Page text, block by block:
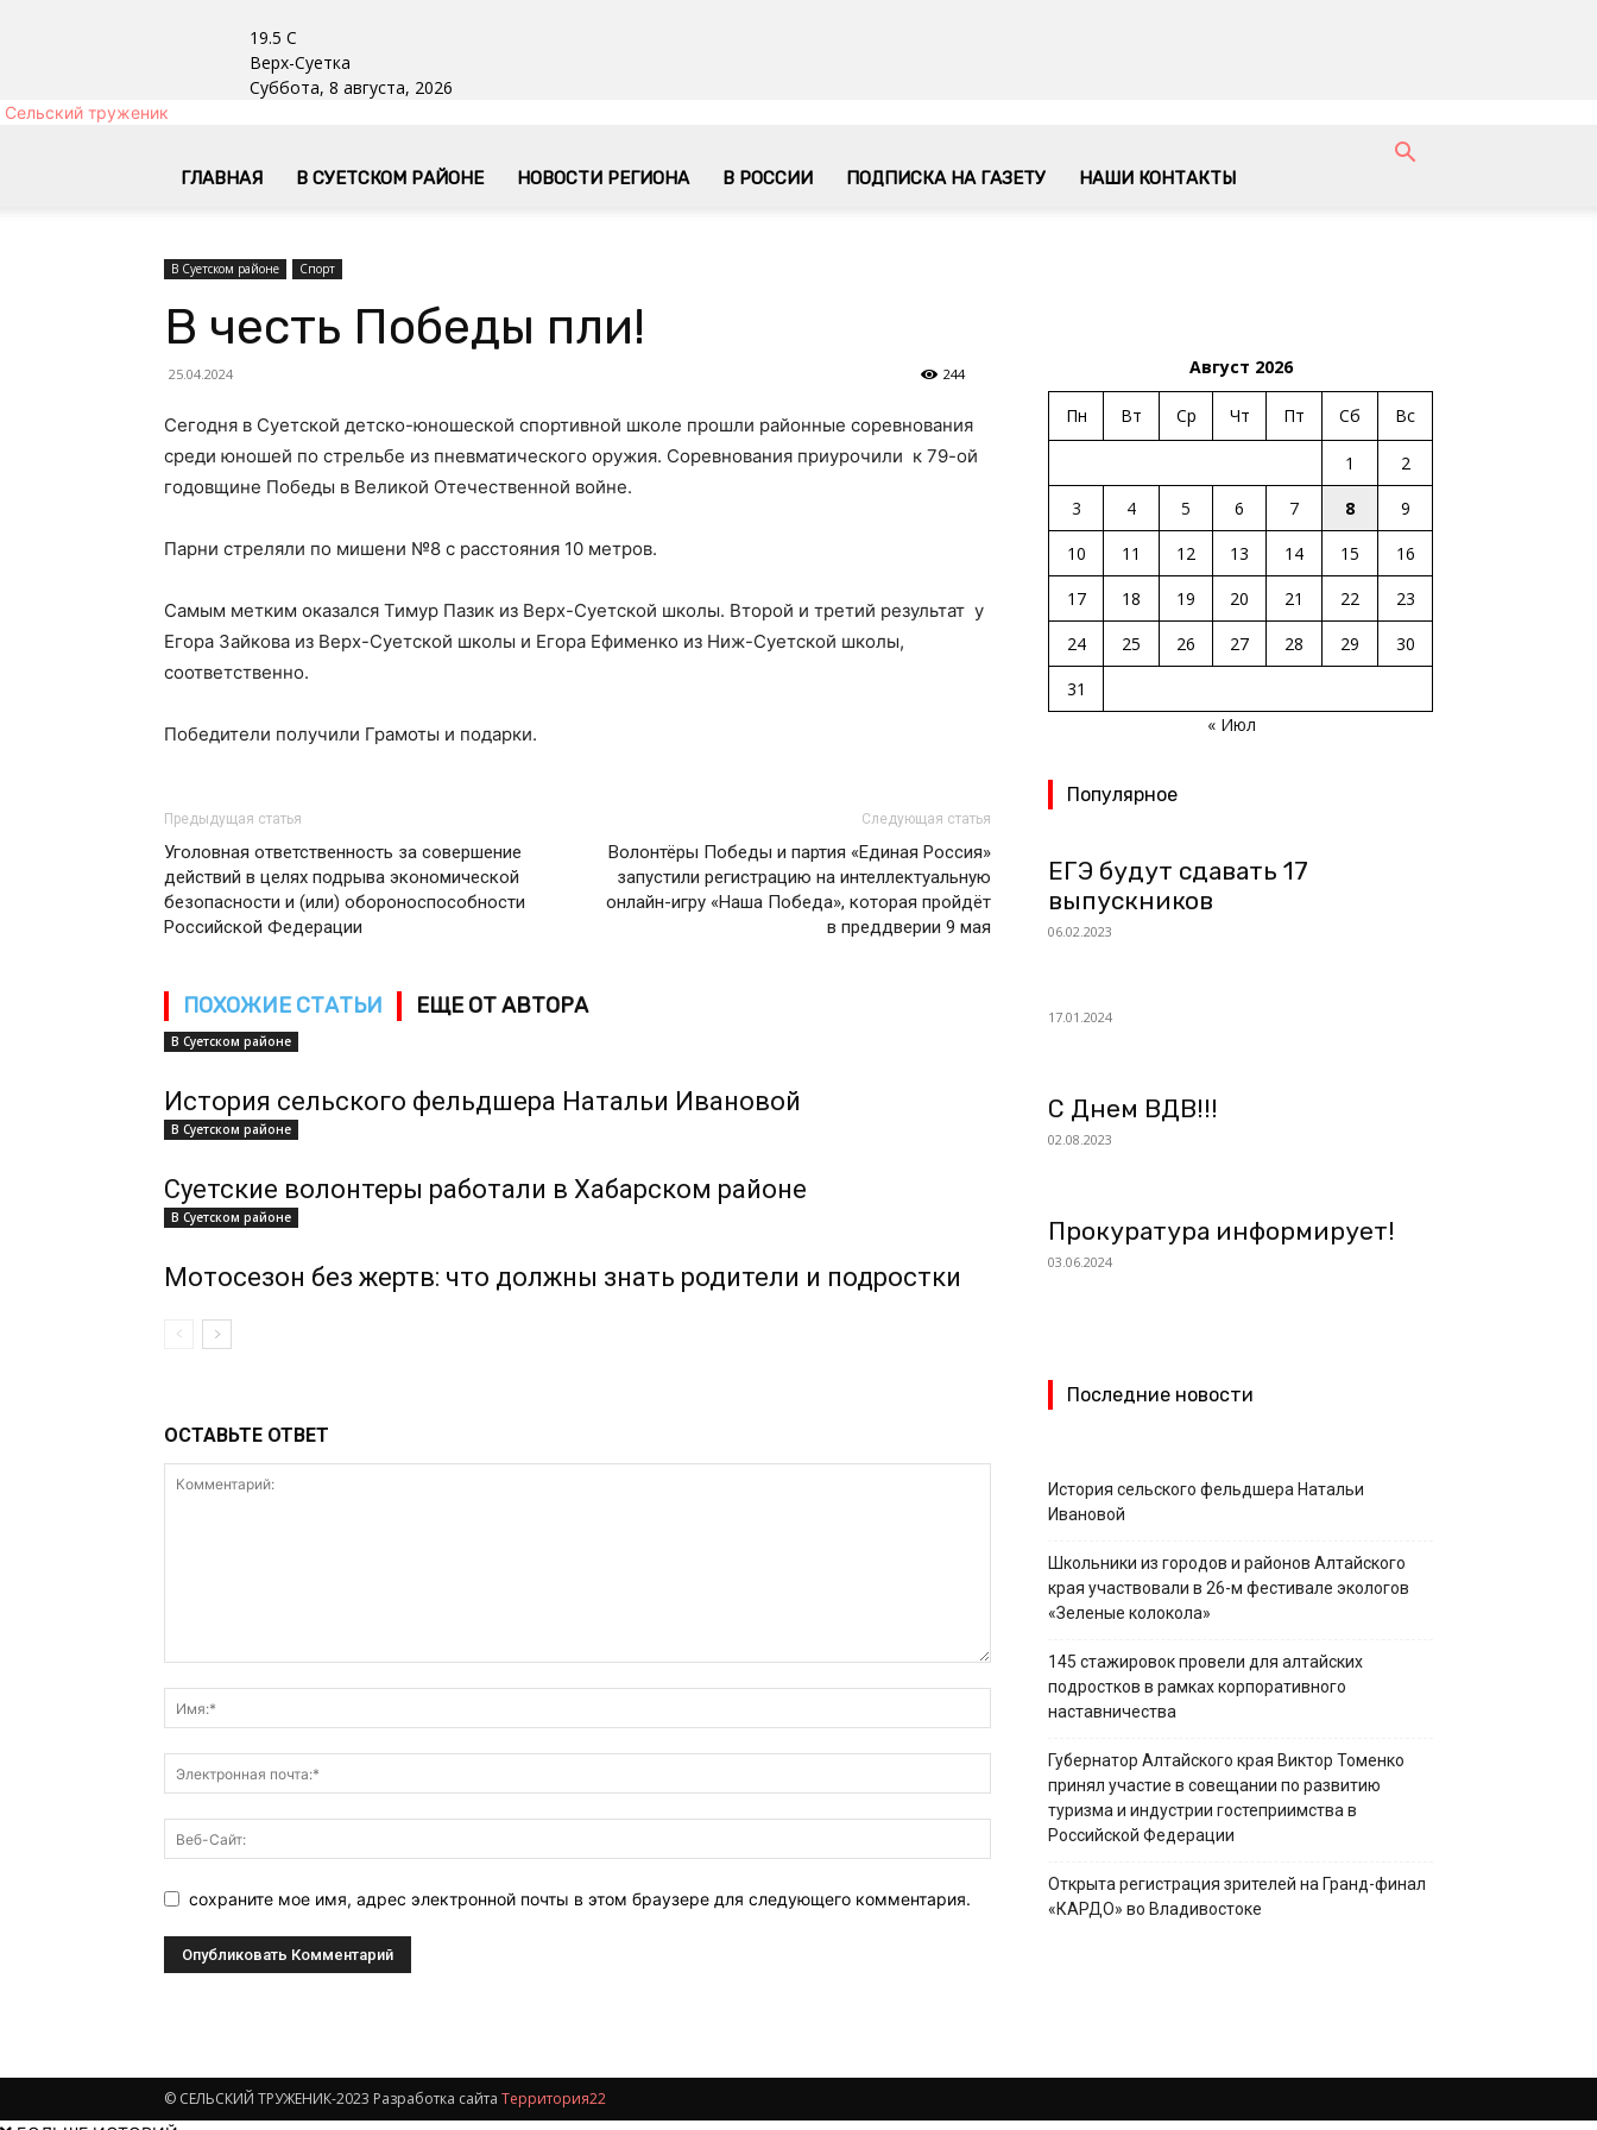
19.5 C
Верх-Суетка
Суббота, 8 августа, 2026
Сельский труженик
ГЛАВНАЯ В СУЕТСКОМ РАЙОНЕ НОВОСТИ РЕГИОНА В РОССИИ ПОДПИСКА НА ГАЗЕТУ НАШИ КОНТАКТЫ
В Суетском районе Спорт
В честь Победы пли!
25.04.2024 244
Сегодня в Суетской детско-юношеской спортивной школе прошли районные соревнования
среди юношей по стрельбе из пневматического оружия. Соревнования приурочили к 79-ой
годовщине Победы в Великой Отечественной войне.
Парни стреляли по мишени №8 с расстояния 10 метров.
Самым метким оказался Тимур Пазик из Верх-Суетской школы. Второй и третий результат у
Егора Зайкова из Верх-Суетской школы и Егора Ефименко из Ниж-Суетской школы,
соответственно.
Победители получили Грамоты и подарки.
Предыдущая статья
Уголовная ответственность за совершение
действий в целях подрыва экономической
безопасности и (или) обороноспособности
Российской Федерации
Следующая статья
Волонтёры Победы и партия «Единая Россия»
запустили регистрацию на интеллектуальную
онлайн-игру «Наша Победа», которая пройдёт
в преддверии 9 мая
ПОХОЖИЕ СТАТЬИ ЕЩЕ ОТ АВТОРА
В Суетском районе
История сельского фельдшера Натальи Ивановой
В Суетском районе
Суетские волонтеры работали в Хабарском районе
В Суетском районе
Мотосезон без жертв: что должны знать родители и подростки
ОСТАВЬТЕ ОТВЕТ
сохраните мое имя, адрес электронной почты в этом браузере для следующего комментария.
Август 2026
Пн Вт Ср Чт Пт Сб Вс
1
2
3
4 5 6 7 8
9
10
11 12 13 14 15
16
17
18 19 20 21 22
23
24
25 26 27 28 29
30
31
« Июл
Популярное
ЕГЭ будут сдавать 17
выпускников
06.02.2023
17.01.2024
С Днем ВДВ!!!
02.08.2023
Прокуратура информирует!
03.06.2024
Последние новости
История сельского фельдшера Натальи
Ивановой
Школьники из городов и районов Алтайского
края участвовали в 26-м фестивале экологов
«Зеленые колокола»
145 стажировок провели для алтайских
подростков в рамках корпоративного
наставничества
Губернатор Алтайского края Виктор Томенко
принял участие в совещании по развитию
туризма и индустрии гостеприимства в
Российской Федерации
Открыта регистрация зрителей на Гранд-финал
«КАРДО» во Владивостоке
© СЕЛЬСКИЙ ТРУЖЕНИК-2023 Разработка сайта Территория22